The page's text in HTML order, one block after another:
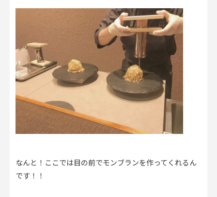
なんと！ここでは目の前でモンブランを作ってくれるん
です！！